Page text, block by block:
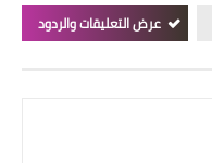
عرض التعليقات والردود